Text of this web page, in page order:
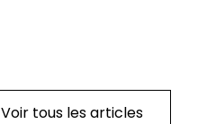
Voir tous les articles